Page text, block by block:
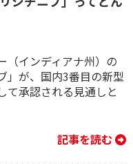
（インディアナ州）の
」が、国内3番目の新型
て承認される見通しと
記事を読む